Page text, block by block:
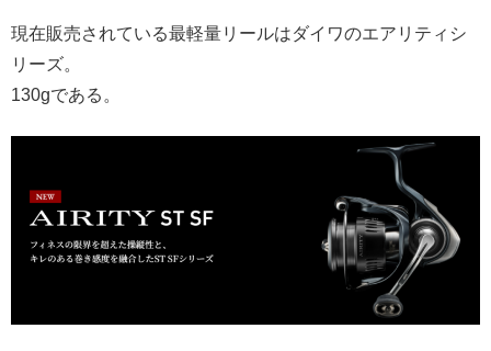
現在販売されている最軽量リールはダイワのエアリティシ
リーズ。
130gである。